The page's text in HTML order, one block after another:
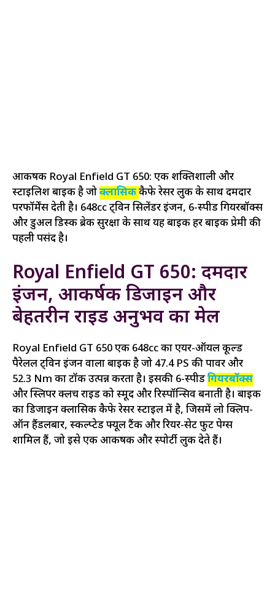
आकर्षक Royal Enfield GT 650: एक शक्तिशाली और
स्टाइलिश बाइक है जोक्लासिककैफे रेसर लुक के साथ दमदार
परफॉर्मेंस देती है। 648cc ट्विन सिलेंडर इंजन, 6-स्पीड गियरबॉक्स
और डुअल डिस्क ब्रेक सुरक्षा के साथ यह बाइक हर बाइक प्रेमी की
पहली पसंद है।
Royal Enfield GT 650: दमदार
इंजन, आकर्षक डिजाइन और
बेहतरीन राइड अनुभव का मेल
Royal Enfield GT 650 एक 648cc का एयर-ऑयल कूल्ड
पैरेलल ट्विन इंजन वाला बाइक है जो 47.4 PS की पावर और
52.3 Nm का टॉर्क उत्पन्न करता है। इसकी 6-स्पीडगियरबॉक्स
और स्लिपर क्लच राइड को स्मूद और रिस्पॉन्सिव बनाती है। बाइक
का डिजाइन क्लासिक कैफे रेसर स्टाइल में है, जिसमें लो क्लिप-
ऑन हैंडलबार, स्कल्प्टेड फ्यूल टैंक और रियर-सेट फुट पेग्स
शामिल हैं, जो इसे एक आकर्षक और स्पोर्टी लुक देते हैं।